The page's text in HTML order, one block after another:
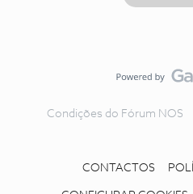
Condições do Fórum NOS
CONTACTOS